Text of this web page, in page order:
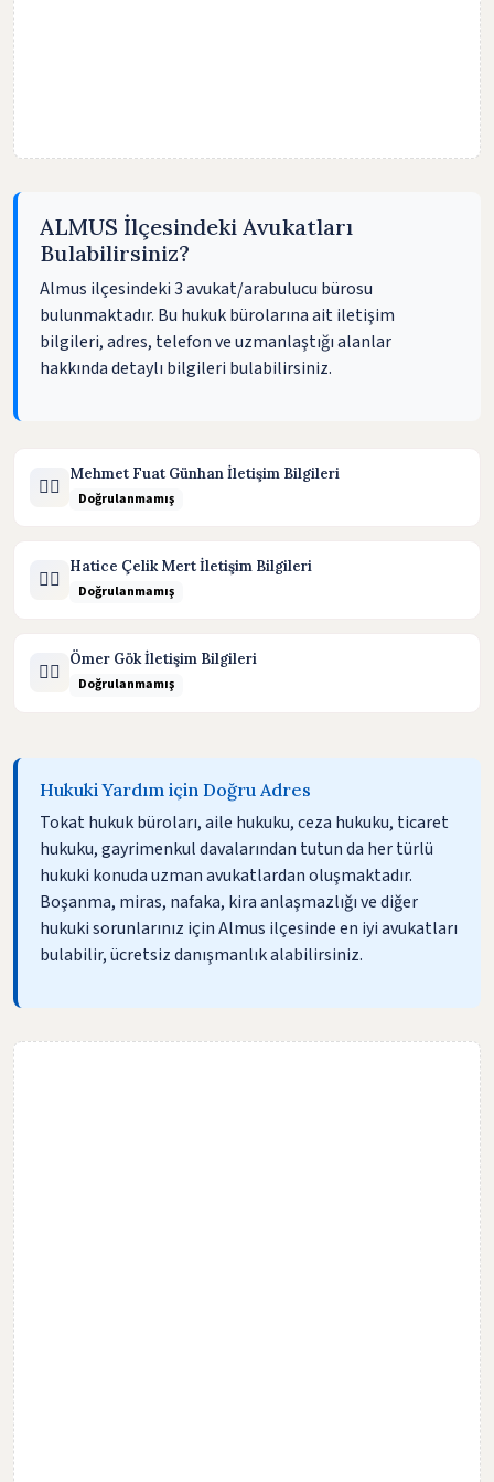
ALMUS İlçesindeki Avukatları
Bulabilirsiniz?
Almus ilçesindeki 3 avukat/arabulucu bürosu
bulunmaktadır. Bu hukuk bürolarına ait iletişim
bilgileri, adres, telefon ve uzmanlaştığı alanlar
hakkında detaylı bilgileri bulabilirsiniz.
🧑‍⚖️
Mehmet Fuat Günhan İletişim Bilgileri
Doğrulanmamış
🧑‍⚖️
Hatice Çelik Mert İletişim Bilgileri
Doğrulanmamış
🧑‍⚖️
Ömer Gök İletişim Bilgileri
Doğrulanmamış
Hukuki Yardım için Doğru Adres
Tokat hukuk büroları, aile hukuku, ceza hukuku, ticaret
hukuku, gayrimenkul davalarından tutun da her türlü
hukuki konuda uzman avukatlardan oluşmaktadır.
Boşanma, miras, nafaka, kira anlaşmazlığı ve diğer
hukuki sorunlarınız için Almus ilçesinde en iyi avukatları
bulabilir, ücretsiz danışmanlık alabilirsiniz.